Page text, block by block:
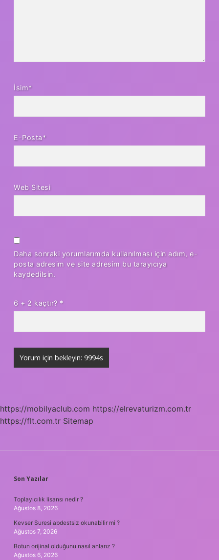
İsim*
E-Posta*
Web Sitesi
Daha sonraki yorumlarımda kullanılması için adım, e-
posta adresim ve site adresim bu tarayıcıya
kaydedilsin.
6 + 2 kaçtır? *
https://mobilyaclub.com https://elrevaturizm.com.tr
https://flt.com.tr Sitemap
SIDEBAR
Son Yazılar
Toplayıcılık lisansı nedir ?
Ağustos 8, 2026
Kevser Suresi abdestsiz okunabilir mi ?
Ağustos 7, 2026
Botun orijinal olduğunu nasıl anlarız ?
Ağustos 6, 2026